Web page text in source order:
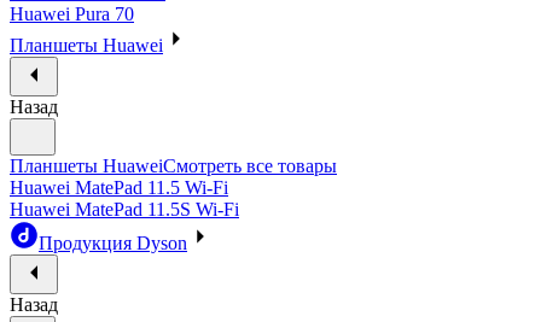
Huawei Pura 70
Планшеты Huawei
Назад
Планшеты HuaweiСмотреть все товары
Huawei MatePad 11.5 Wi-Fi
Huawei MatePad 11.5S Wi-Fi
Продукция Dyson
Назад